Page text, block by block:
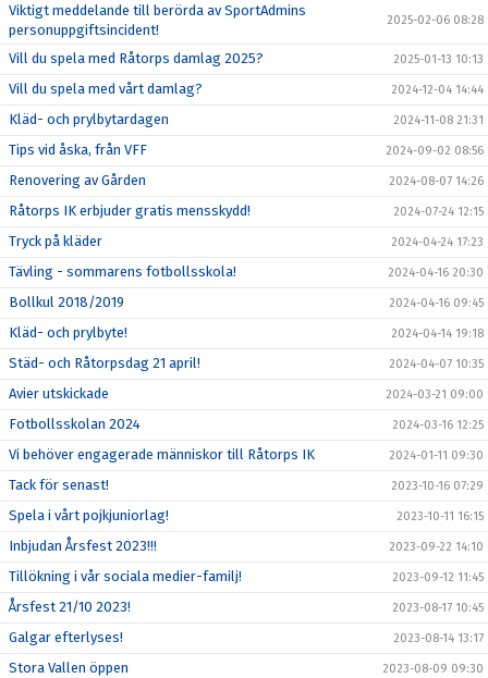
Viktigt meddelande till berörda av SportAdmins
personuppgiftsincident!
2025-02-06 08:28
Vill du spela med Råtorps damlag 2025? 2025-01-13 10:13
Vill du spela med vårt damlag? 2024-12-04 14:44
Kläd- och prylbytardagen 2024-11-08 21:31
Tips vid åska, från VFF 2024-09-02 08:56
Renovering av Gården 2024-08-07 14:26
Råtorps IK erbjuder gratis mensskydd! 2024-07-24 12:15
Tryck på kläder 2024-04-24 17:23
Tävling - sommarens fotbollsskola! 2024-04-16 20:30
Bollkul 2018/2019 2024-04-16 09:45
Kläd- och prylbyte! 2024-04-14 19:18
Städ- och Råtorpsdag 21 april! 2024-04-07 10:35
Avier utskickade 2024-03-21 09:00
Fotbollsskolan 2024 2024-03-16 12:25
Vi behöver engagerade människor till Råtorps IK 2024-01-11 09:30
Tack för senast! 2023-10-16 07:29
Spela i vårt pojkjuniorlag! 2023-10-11 16:15
Inbjudan Årsfest 2023!!! 2023-09-22 14:10
Tillökning i vår sociala medier-familj! 2023-09-12 11:45
Årsfest 21/10 2023! 2023-08-17 10:45
Galgar efterlyses! 2023-08-14 13:17
Stora Vallen öppen 2023-08-09 09:30